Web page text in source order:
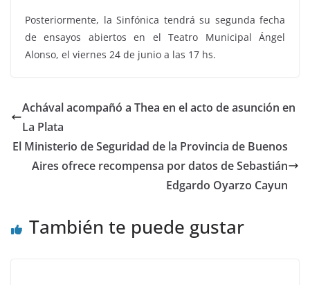
Posteriormente, la Sinfónica tendrá su segunda fecha
de ensayos abiertos en el Teatro Municipal Ángel
Alonso, el viernes 24 de junio a las 17 hs.
Achával acompañó a Thea en el acto de asunción en
La Plata
El Ministerio de Seguridad de la Provincia de Buenos
Aires ofrece recompensa por datos de Sebastián
Edgardo Oyarzo Cayun
También te puede gustar